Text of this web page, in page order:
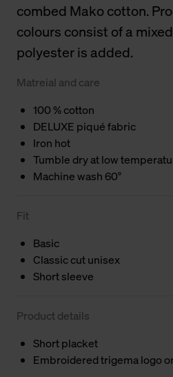
combed Mako cotton.
colours consist of a
polyester is added.
Matreial and care
100 % cotton
DELUXE piqué fabric
Iron hot
Tumble dry at low
Machine wash 60°
Fit
Basic
Classic cut unisex
Short sleeve
Product details
Short placket
Embroidered trigema logo